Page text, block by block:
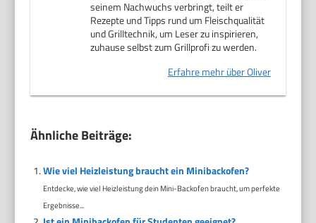
seinem Nachwuchs verbringt, teilt er
Rezepte und Tipps rund um Fleischqualität
und Grilltechnik, um Leser zu inspirieren,
zuhause selbst zum Grillprofi zu werden.
Erfahre mehr über Oliver
Ähnliche Beiträge:
Wie viel Heizleistung braucht ein Minibackofen?
Entdecke, wie viel Heizleistung dein Mini-Backofen braucht, um perfekte
Ergebnisse...